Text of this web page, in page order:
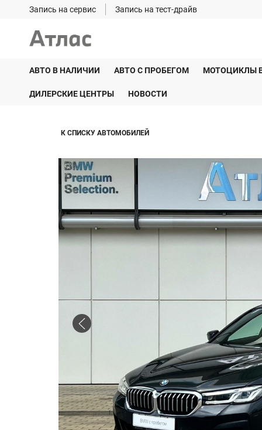
Запись на сервис Запись на тест-драйв
АВТО В НАЛИЧИИ АВТО С ПРОБЕГОМ МОТОЦИКЛЫ
ДИЛЕРСКИЕ ЦЕНТРЫ НОВОСТИ
К СПИСКУ АВТОМОБИЛЕЙ